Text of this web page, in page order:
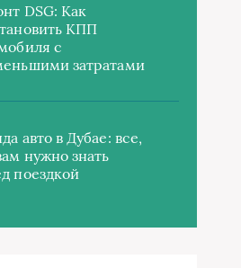
DSG: Как
КПП
с
затратами
авто в Дубае: все,
нужно знать
поездкой